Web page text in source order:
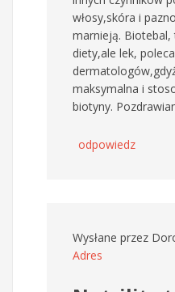
włosy,skóra i
marnieją.
diety,ale lek,
maksymalna i
biotyny.
odpowiedz
Wysłane przez
Adres